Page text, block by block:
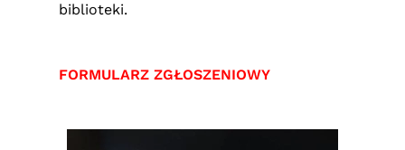
biblioteki.
FORMULARZ ZGŁOSZENIOWY